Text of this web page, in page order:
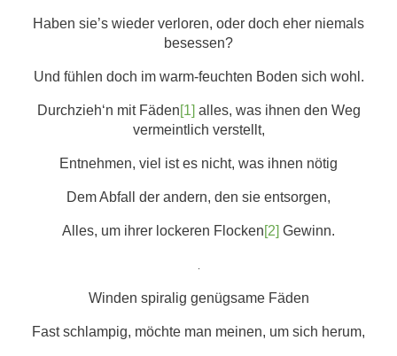
Haben sie’s wieder verloren, oder doch eher niemals
besessen?
Und fühlen doch im warm-feuchten Boden sich wohl.
Durchzieh‘n mit Fäden[1] alles, was ihnen den Weg
vermeintlich verstellt,
Entnehmen, viel ist es nicht, was ihnen nötig
Dem Abfall der andern, den sie entsorgen,
Alles, um ihrer lockeren Flocken[2] Gewinn.
Winden spiralig genügsame Fäden
Fast schlampig, möchte man meinen, um sich herum,